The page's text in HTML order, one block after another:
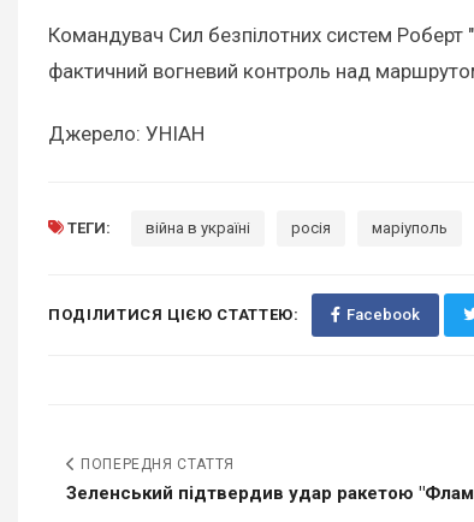
Командувач Сил безпілотних систем Роберт
фактичний вогневий контроль над
Джерело: УНІАН
ТЕГИ: війна в україні росія маріуполь
ПОДІЛИТИСЯ ЦІЄЮ СТАТТЕЮ: Facebook
ПОПЕРЕДНЯ СТАТТЯ
Зеленський підтвердив удар ракетою